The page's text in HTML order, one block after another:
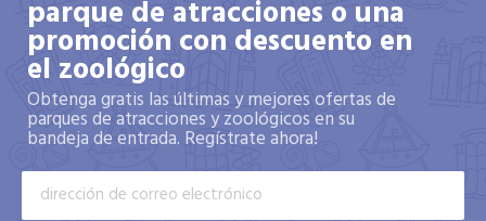
parque de atracciones o una
promoción con descuento en
el zoológico
Obtenga gratis las últimas y mejores ofertas de
parques de atracciones y zoológicos en su
bandeja de entrada. Regístrate ahora!